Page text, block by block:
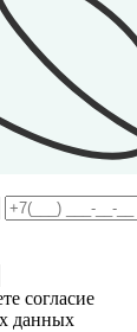
согласие
данных